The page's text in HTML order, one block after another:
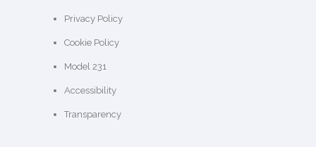
Privacy Policy
Cookie Policy
Model 231
Accessibility
Transparency